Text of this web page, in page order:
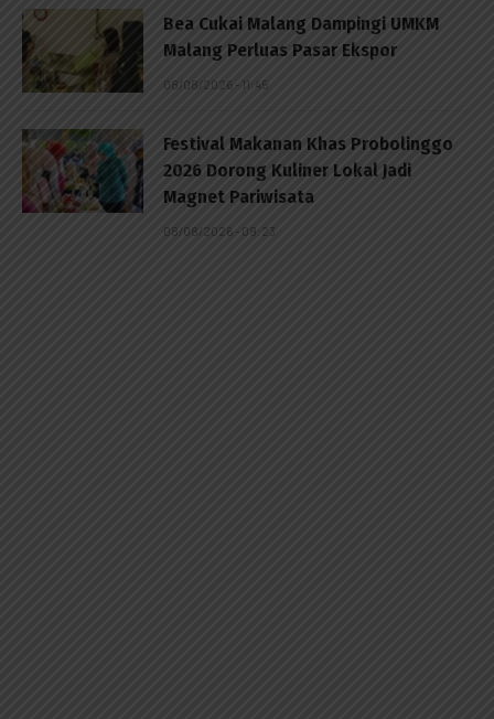
Bea Cukai Malang Dampingi UMKM
Malang Perluas Pasar Ekspor
08/08/2026 - 11:45
Festival Makanan Khas Probolinggo
2026 Dorong Kuliner Lokal Jadi
Magnet Pariwisata
08/08/2026 - 09:23